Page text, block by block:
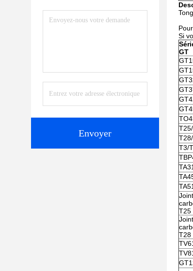
Envoyer
Si
GT
T3/
TA51
Joint
T25
Joint
T28